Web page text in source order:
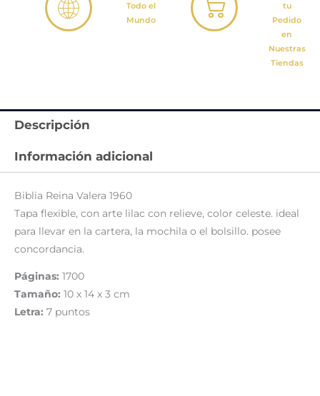
Todo el
Mundo
tu
Pedido
en
Nuestras
Tiendas
Descripción
Información adicional
Biblia Reina Valera 1960
Tapa flexible, con arte lilac con relieve, color celeste. ideal
para llevar en la cartera, la mochila o el bolsillo. posee
concordancia.
Páginas: 1700
Tamaño: 10 x 14 x 3 cm
Letra: 7 puntos